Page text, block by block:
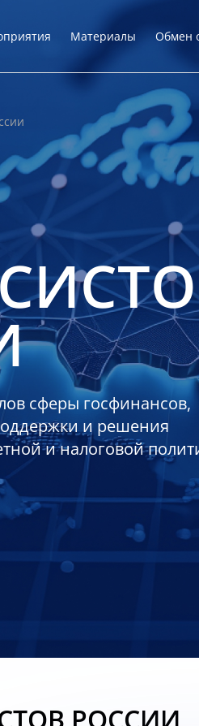
Материалы Обмен
сферы госфинансов,
и решения
и налоговой